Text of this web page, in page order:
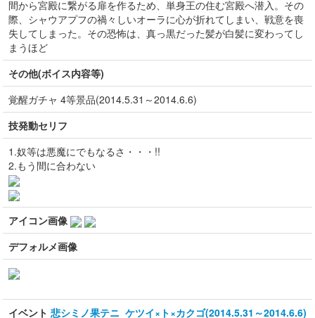
間から宮殿に繋がる扉を作るため、単身王の住む宮殿へ潜入。その
際、シャウアプフの禍々しいオーラに心が折れてしまい、戦意を喪
失してしまった。その恐怖は、真っ黒だった髪が白髪に変わってし
まうほど
その他(ボイス内容等)
覚醒ガチャ 4等景品(2014.5.31～2014.6.6)
技発動セリフ
1.奴等は悪魔にでもなるさ・・・!!
2.もう間に合わない
アイコン画像
デフォルメ画像
イベント 悲シミノ果テニ_ケツイ×ト×カクゴ(2014.5.31～2014.6.6)